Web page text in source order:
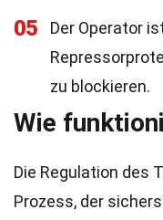
05
Der Operator
zu blockieren.
Wie
Die Regulation des
Prozess, der